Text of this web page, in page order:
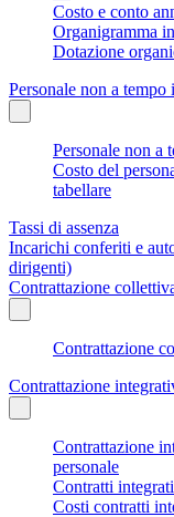
Costo e conto
Organigramma
Dotazione
Personale non a tempo
Personale non a
Costo del
tabellare
Tassi di assenza
Incarichi conferiti e
dirigenti)
Contrattazione
Contrattazione
Contrattazione
Contrattazione
personale
Contratti
Costi contratti